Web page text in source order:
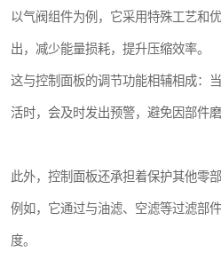
以气阀组件为例，它采用特殊工艺和
出，减少能量损耗，提升压缩效率。
这与控制面板的调节功能相辅相成：
活时，会及时发出预警，避免因部件
此外，控制面板还承担着保护其他零部
例如，它通过与油滤、空滤等过滤部
度。